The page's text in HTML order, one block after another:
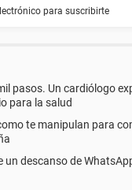
pasos. Un cardiólogo
para la salud
te manipulan para
un descanso de